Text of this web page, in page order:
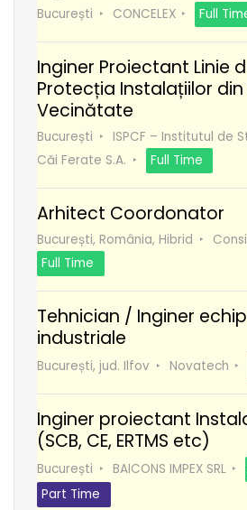
București CONCELEX Full
Inginer Proiectant Linie
Protecția Instalațiilor din
Vecinătate
București
ISPCF – Institutul de
Căi Ferate S.A.
Full Time
Arhitect Coordonator
București, România, Hibrid
Full Time
Tehnician / Inginer
industriale
București, jud. Ilfov Novatech
Inginer proiectant
(SCB, CE, ERTMS etc)
București BAICONS IMPEX SRL
Part Time